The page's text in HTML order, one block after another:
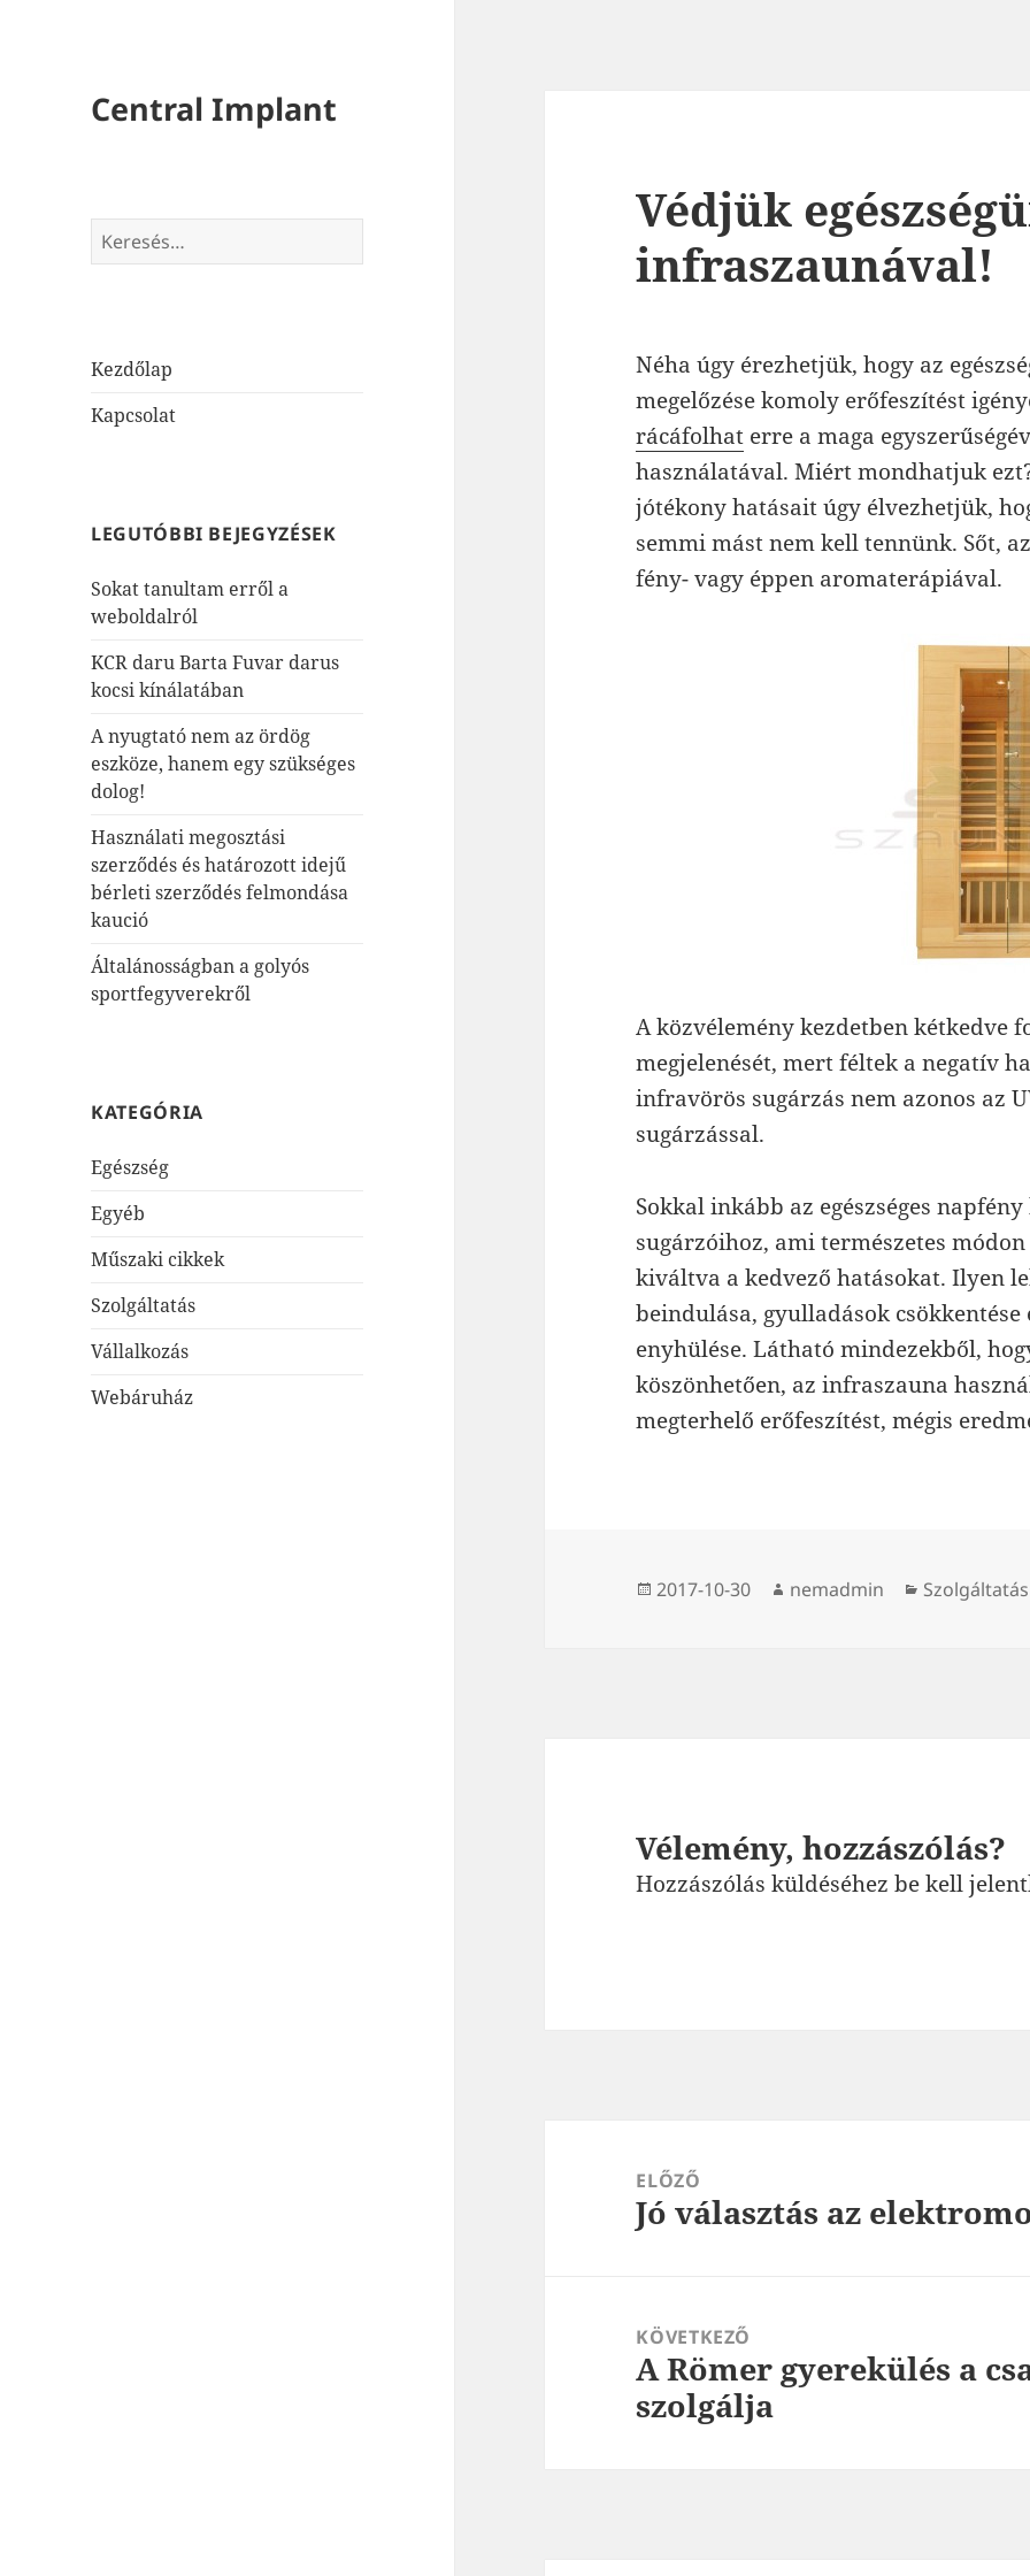
Central Implant
Keresés:
Kezdőlap
Kapcsolat
LEGUTÓBBI BEJEGYZÉSEK
Sokat tanultam erről a
weboldalról
KCR daru Barta Fuvar darus
kocsi kínálatában
A nyugtató nem az ördög
eszköze, hanem egy szükséges
dolog!
Használati megosztási
szerződés és határozott idejű
bérleti szerződés felmondása
kaució
Általánosságban a golyós
sportfegyverekről
KATEGÓRIA
Egészség
Egyéb
Műszaki cikkek
Szolgáltatás
Vállalkozás
Webáruház
Védjük
infraszaunával!
Néha úgy érezhetjük, hogy az
megelőzése komoly erőfeszítést
rácáfolhat erre a maga
használatával. Miért mondhatjuk
jótékony hatásait úgy élvezhetjük,
semmi mást nem kell tennünk. Sőt,
fény- vagy éppen aromaterápiával.
A közvélemény kezdetben kétkedve
megjelenését, mert féltek a negatív
infravörös sugárzás nem azonos az
sugárzással.
Sokkal inkább az egészséges
sugárzóihoz, ami természetes
kiváltva a kedvező hatásokat. Ilyen
beindulása, gyulladások csökkentése
enyhülése. Látható mindezekből,
köszönhetően, az infraszauna
megterhelő erőfeszítést, mégis
Közzétéve
2017-10-30 Szerző
nemadmin Kategória
Szolgáltatás
Vélemény, hozzászólás?
Hozzászólás küldéséhezbe kell
navigációELŐZŐ
Korábbi
Jó választás az
KÖVETKEZŐ
Következő
bejegyzések:
A Römer gyerekülés a
szolgálja